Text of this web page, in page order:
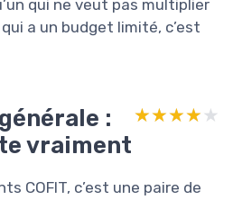
qui ne veut pas multiplier
a un budget limité, c’est
:
vraiment
★★★★★
★★★★★
COFIT, c’est une paire de